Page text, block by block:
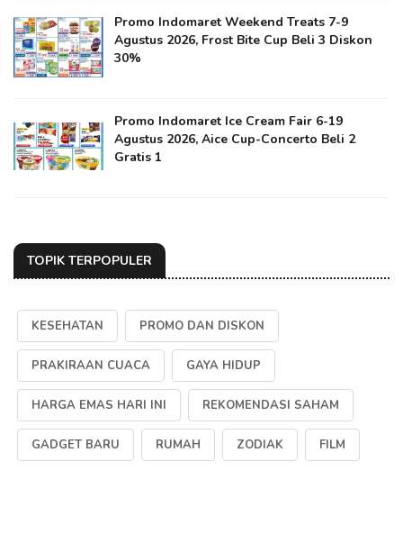
Promo Indomaret Weekend Treats 7-9
Agustus 2026, Frost Bite Cup Beli 3 Diskon
30%
Promo Indomaret Ice Cream Fair 6-19
Agustus 2026, Aice Cup-Concerto Beli 2
Gratis 1
TOPIK TERPOPULER
KESEHATAN PROMO DAN DISKON
PRAKIRAAN CUACA GAYA HIDUP
HARGA EMAS HARI INI REKOMENDASI SAHAM
GADGET BARU RUMAH ZODIAK FILM